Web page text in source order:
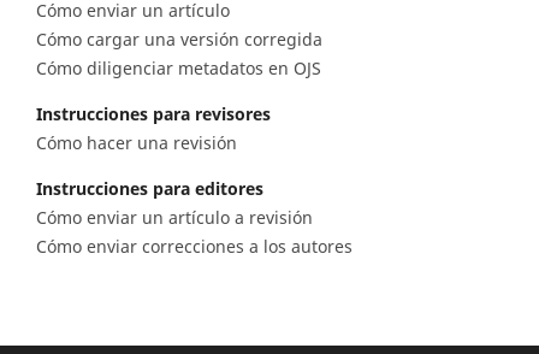
Cómo enviar un artículo
Cómo cargar una versión corregida
Cómo diligenciar metadatos en OJS
Instrucciones para revisores
Cómo hacer una revisión
Instrucciones para editores
Cómo enviar un artículo a revisión
Cómo enviar correcciones a los autores